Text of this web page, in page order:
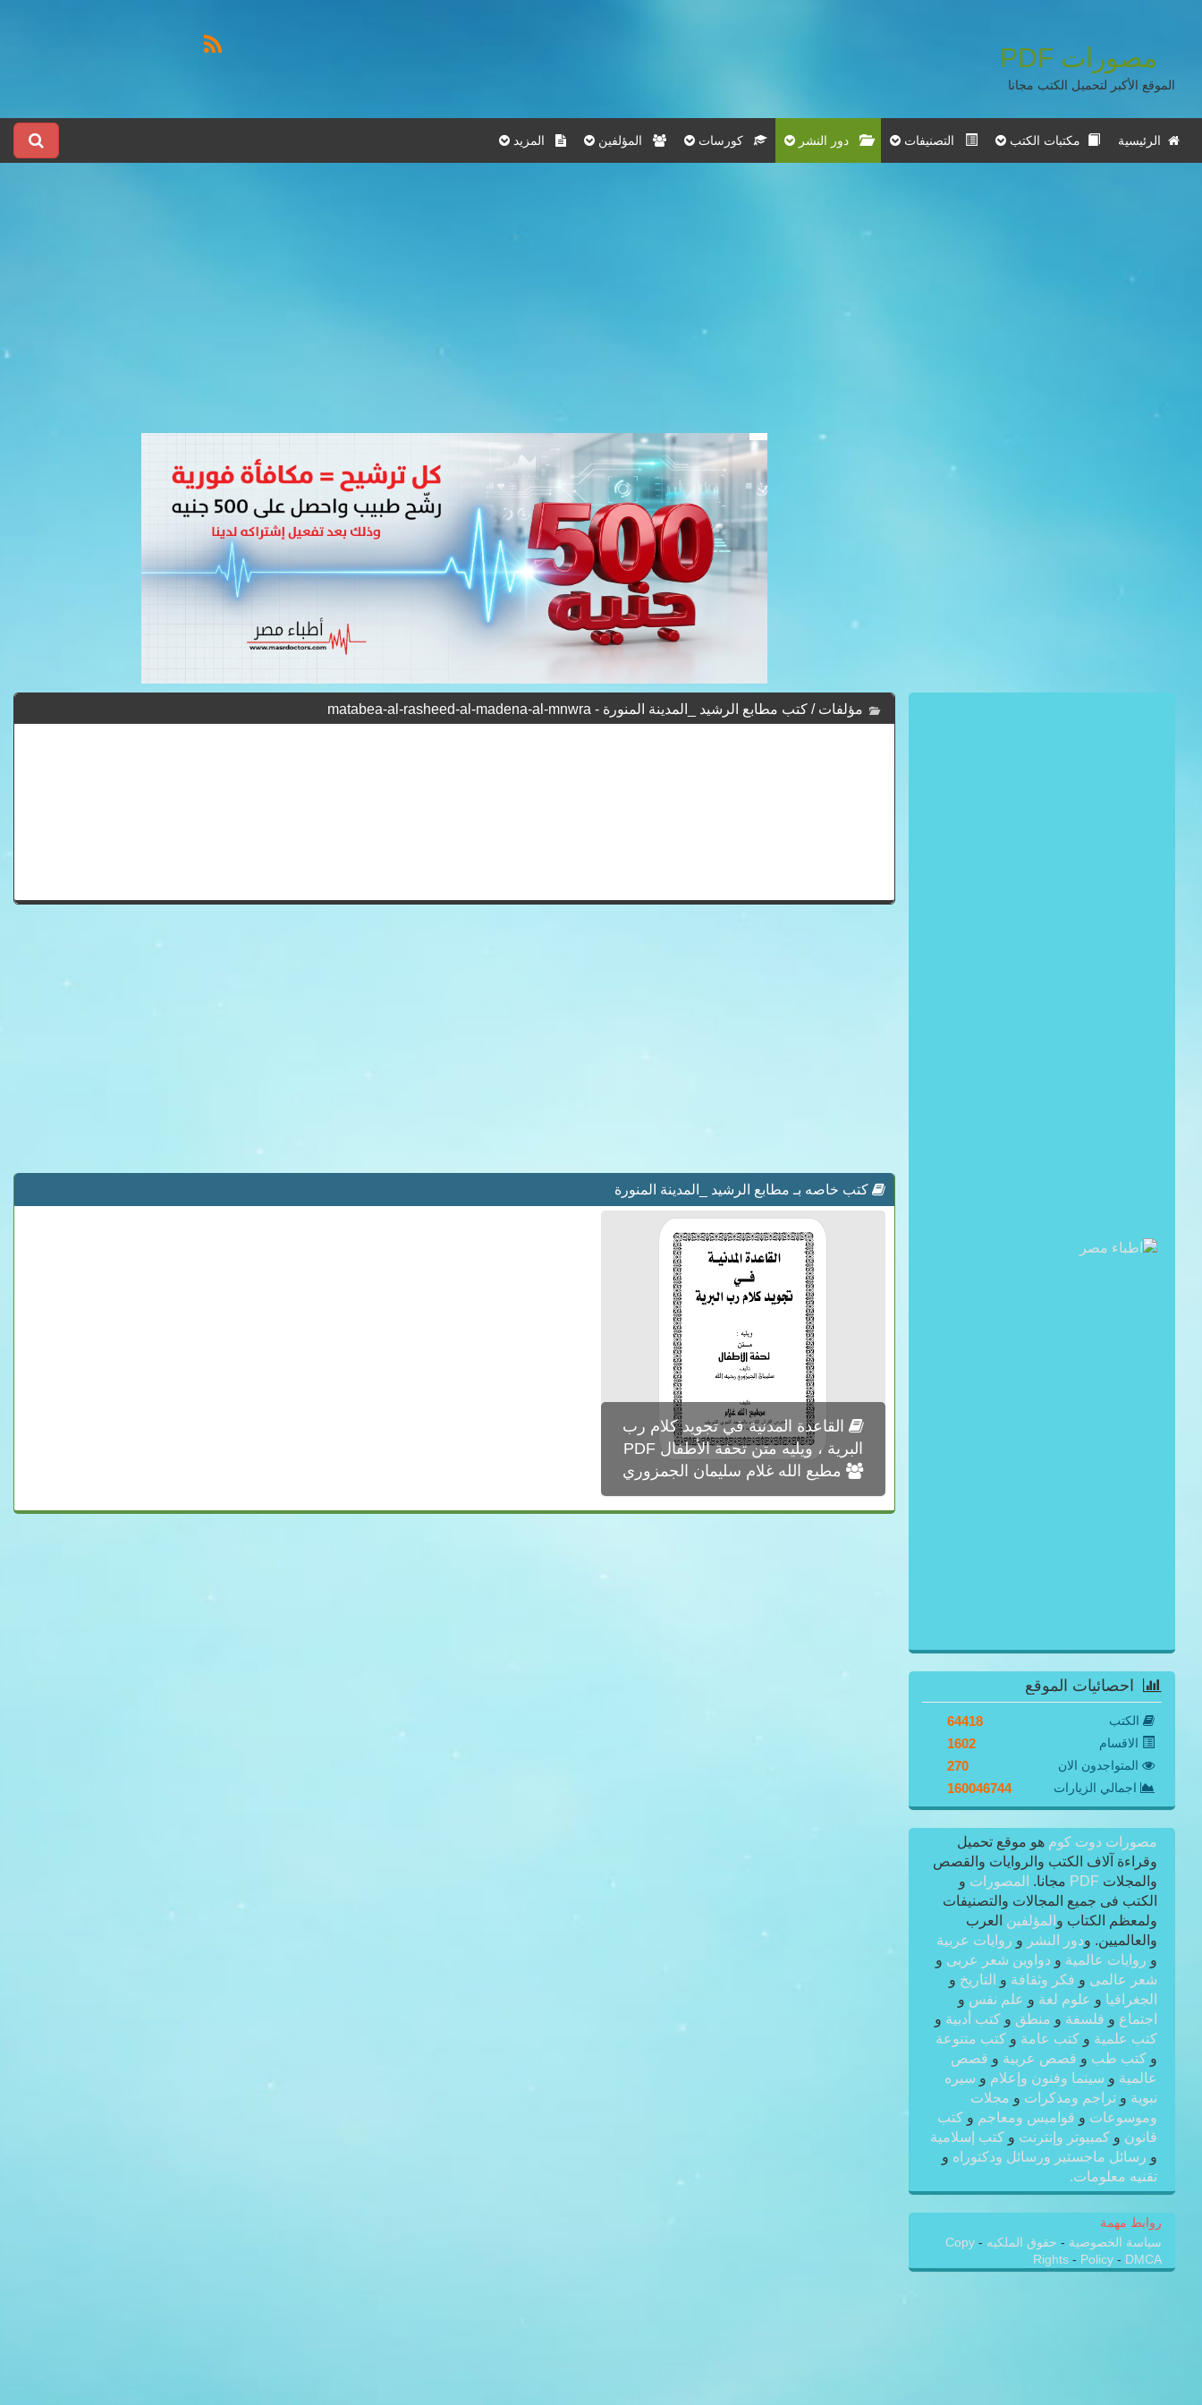
مصورات PDF
الموقع الأكبر لتحميل الكتب مجانا
الرئيسية مكتبات الكتب التصنيفات دور النشر كورسات المؤلفين المزيد
مؤلفات / كتب مطابع الرشيد _المدينة المنورة - matabea-al-rasheed-al-madena-al-mnwra
كتب خاصه بـ مطابع الرشيد _المدينة المنورة
القاعدة المدنية في تجويد كلام رب
البرية ، ويليه متن تحفة الأطفال PDF
مطيع الله غلام سليمان الجمزوري
احصائيات الموقع
الكتب 64418
الاقسام 1602
المتواجدون الان 270
اجمالي الزيارات 160046744
مصورات دوت كوم هو موقع تحميل
وقراءة آلاف الكتب والروايات والقصص
والمجلات PDF مجانا. المصورات و
الكتب فى جميع المجالات والتصنيفات
ولمعظم الكتاب و المؤلفين العرب
والعالميين. ودور النشر و روايات عربية
و روايات عالمية و دواوين شعر عربى و
شعر عالمى و فكر وثقافة و التاريخ و
الجغرافيا و علوم لغة و علم نفس و
اجتماع و فلسفة و منطق و كتب أدبية و
كتب علمية و كتب عامة و كتب متنوعة
و كتب طب و قصص عربية و قصص
عالمية و سينما وفنون وإعلام و سيره
نبوية و تراجم ومذكرات و مجلات
وموسوعات و قواميس ومعاجم و كتب
قانون و كمبيوتر وإنترنت و كتب إسلامية
و رسائل ماجستير ورسائل ودكتوراه و
تقنيه معلومات.
روابط مهمة
سياسة الخصوصية - حقوق الملكيه -
Copy
Rights - Policy - DMCA